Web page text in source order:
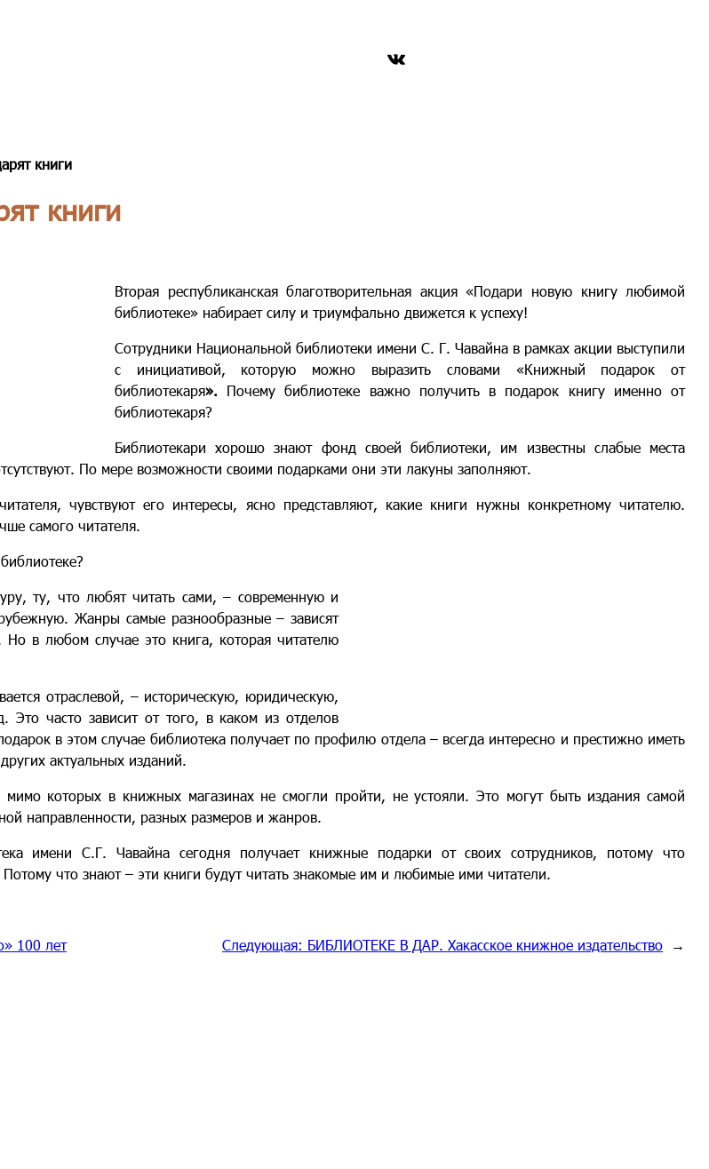
ВКонтакте
книги
книги
Вторая республиканская благотворительная акция «Подари новую книгу любимой
библиотеке» набирает силу и триумфально движется к успеху!
Сотрудники Национальной библиотеки имени С. Г. Чавайна в рамках акции выступили
с инициативой, которую можно выразить словами «Книжный подарок от
библиотекаря». Почему библиотеке важно получить в подарок книгу именно от
библиотекаря?
Библиотекари хорошо знают фонд своей библиотеки, им известны слабые места
По мере возможности своими подарками они эти лакуны заполняют.
чувствуют его интересы, ясно представляют, какие книги нужны конкретному читателю.
самого читателя.
ту, что любят читать сами, – современную и
Жанры самые разнообразные – зависят
в любом случае это книга, которая читателю
отраслевой, – историческую, юридическую,
Это часто зависит от того, в каком из отделов
в этом случае библиотека получает по профилю отдела – всегда интересно и престижно иметь
актуальных изданий.
которых в книжных магазинах не смогли пройти, не устояли. Это могут быть издания самой
направленности, разных размеров и жанров.
имени С.Г. Чавайна сегодня получает книжные подарки от своих сотрудников, потому что
что знают – эти книги будут читать знакомые им и любимые ими читатели.
100 лет Следующая: БИБЛИОТЕКЕ В ДАР. Хакасское книжное издательство →